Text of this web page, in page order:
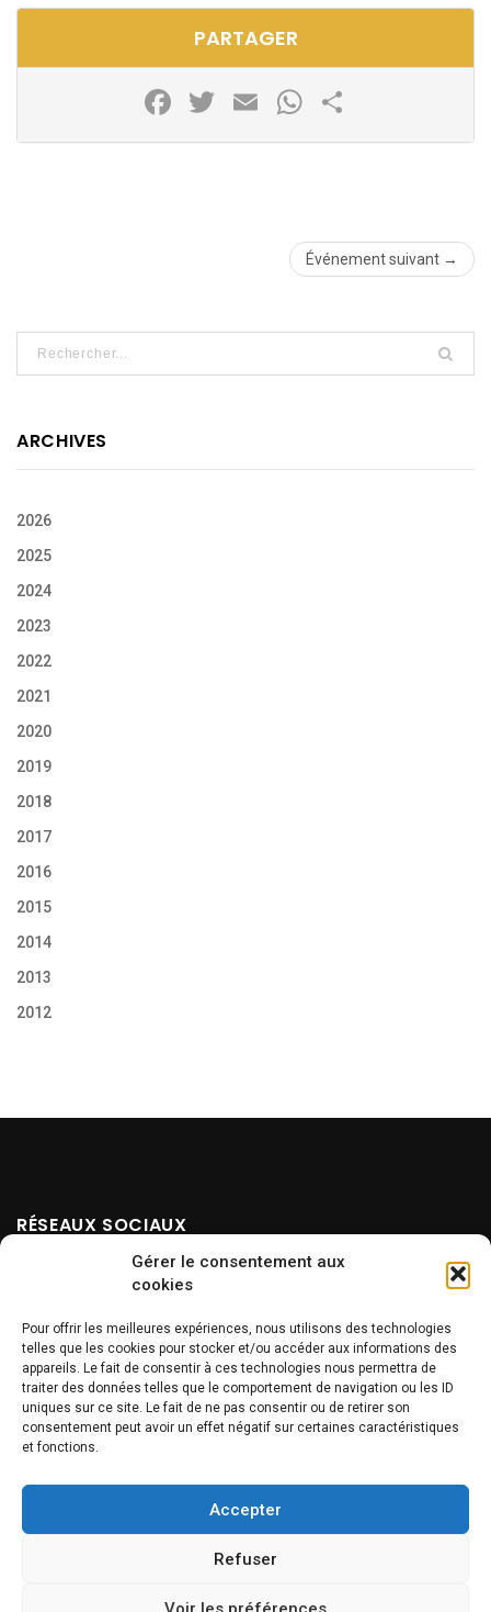
Gérer le consentement aux
cookies
Pour offrir les meilleures expériences, nous utilisons des technologies
telles que les cookies pour stocker et/ou accéder aux informations des
appareils. Le fait de consentir à ces technologies nous permettra de
traiter des données telles que le comportement de navigation ou les ID
uniques sur ce site. Le fait de ne pas consentir ou de retirer son
consentement peut avoir un effet négatif sur certaines caractéristiques
et fonctions.
Accepter
Refuser
PARTAGER
Facebook
Twitter
EmailWhatsApp
Événement suivant →
ARCHIVES
2026
2025
2024
2023
2022
2021
2020
2019
2018
2017
2016
2015
2014
2013
2012
RÉSEAUX SOCIAUX
NEWSLETTER